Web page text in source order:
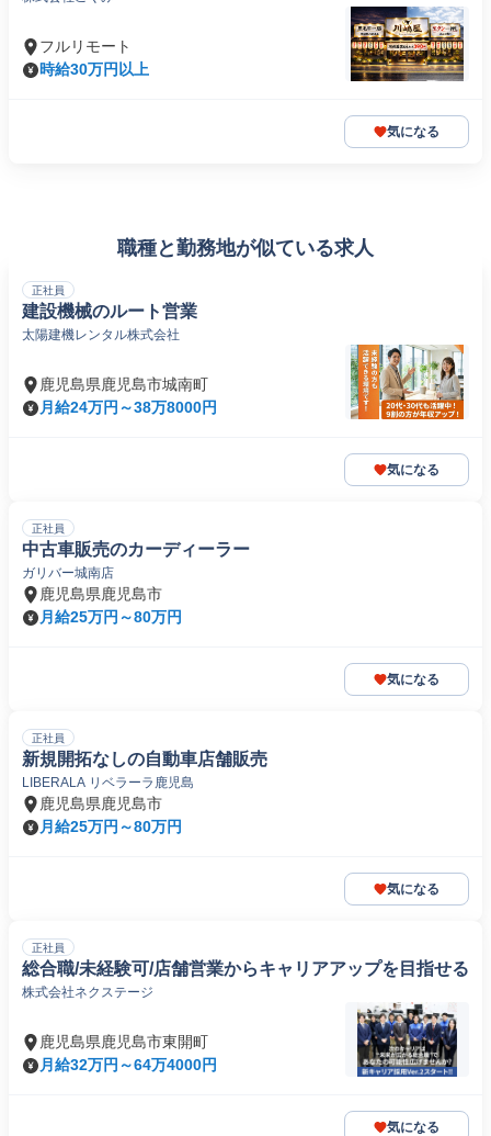
フルリモート
時給30万円以上
気になる
職種と勤務地が似ている求人
正社員
建設機械のルート営業
太陽建機レンタル株式会社
鹿児島県鹿児島市城南町
月給24万円～38万8000円
気になる
正社員
中古車販売のカーディーラー
ガリバー城南店
鹿児島県鹿児島市
月給25万円～80万円
気になる
正社員
新規開拓なしの自動車店舗販売
LIBERALA リベラーラ鹿児島
鹿児島県鹿児島市
月給25万円～80万円
気になる
正社員
総合職/未経験可/店舗営業からキャリアアップを目指せる
株式会社ネクステージ
鹿児島県鹿児島市東開町
月給32万円～64万4000円
気になる